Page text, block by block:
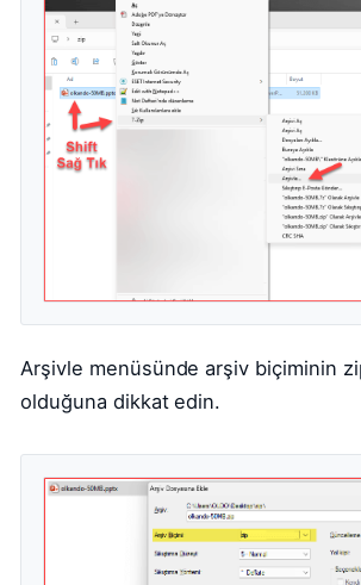
Arşivle menüsünde arşiv biçiminin
olduğuna dikkat edin.